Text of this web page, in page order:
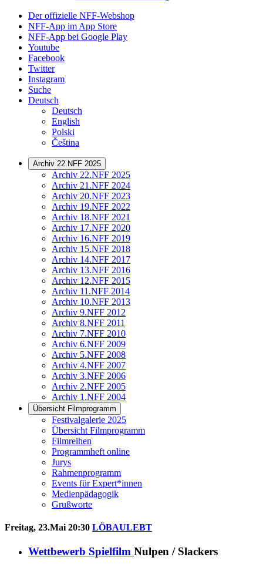
Der offizielle NFF-Webshop
NFF-App im App Store
NFF-App bei Google Play
Youtube
Facebook
Twitter
Instagram
Suche
Deutsch
Deutsch
English
Polski
Čeština
Archiv 22.NFF 2025
Archiv 22.NFF 2025
Archiv 21.NFF 2024
Archiv 20.NFF 2023
Archiv 19.NFF 2022
Archiv 18.NFF 2021
Archiv 17.NFF 2020
Archiv 16.NFF 2019
Archiv 15.NFF 2018
Archiv 14.NFF 2017
Archiv 13.NFF 2016
Archiv 12.NFF 2015
Archiv 11.NFF 2014
Archiv 10.NFF 2013
Archiv 9.NFF 2012
Archiv 8.NFF 2011
Archiv 7.NFF 2010
Archiv 6.NFF 2009
Archiv 5.NFF 2008
Archiv 4.NFF 2007
Archiv 3.NFF 2006
Archiv 2.NFF 2005
Archiv 1.NFF 2004
Übersicht Filmprogramm
Festivalgalerie 2025
Übersicht Filmprogramm
Filmreihen
Programmheft online
Jurys
Rahmenprogramm
Events für Expert*innen
Medienpädagogik
Grußworte
Freitag, 23.Mai 20:30 LÖBAULEBT
Wettbewerb Spielfilm Nulpen / Slackers